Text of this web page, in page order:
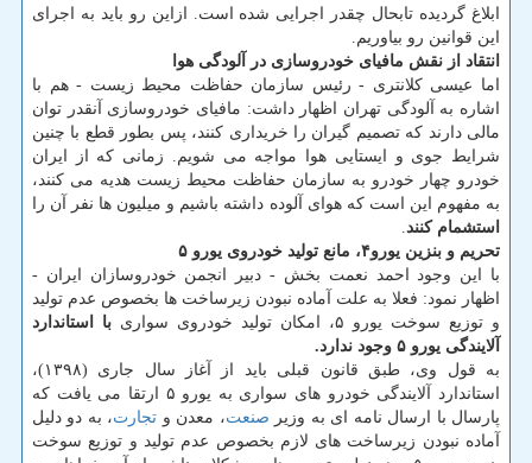
ابلاغ گردیده تابحال چقدر اجرایی شده است. ازاین رو باید به اجرای
این قوانین رو بیاوریم.
انتقاد از نقش مافیای خودروسازی در آلودگی هوا
اما عیسی كلانتری - رئیس سازمان حفاظت محیط زیست - هم با
اشاره به آلودگی تهران اظهار داشت: مافیای خودروسازی آنقدر توان
مالی دارند كه تصمیم گیران را خریداری كنند، پس بطور قطع با چنین
شرایط جوی و ایستایی هوا مواجه می شویم. زمانی كه از ایران
خودرو چهار خودرو به سازمان حفاظت محیط زیست هدیه می كنند،
به مفهوم این است كه هوای آلوده داشته باشیم و میلیون ها نفر آن را
استشمام كنند
تحریم و بنزین یورو۴، مانع تولید خودروی یورو ۵
با این وجود احمد نعمت بخش - دبیر انجمن خودروسازان ایران -
اظهار نمود: فعلا به علت آماده نبودن زیرساخت ها بخصوص عدم تولید
و توزیع سوخت یورو ۵، امكان تولید خودروی سواری
با استاندارد
آلایندگی یورو ۵ وجود ندارد.
به قول وی، طبق قانون قبلی باید از آغاز سال جاری (۱۳۹۸)،
استاندارد آلایندگی خودرو های سواری به یورو ۵ ارتقا می یافت كه
پارسال با ارسال نامه ای به وزیر صنعت، معدن و تجارت، به دو دلیل
آماده نبودن زیرساخت های لازم بخصوص عدم تولید و توزیع سوخت